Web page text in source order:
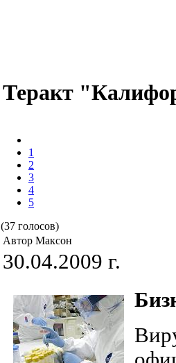
Теракт
1
2
3
4
5
(37 голосов)
Автор Максон
30.04.2009 г.